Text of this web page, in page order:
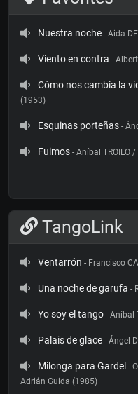
Nuestra noche - Aida
Viento en contra -
Cómo nos cambia la
(1953)
Esquinas porteñas -
Fuimos - Aníbal TROILO
TangoLink
Ventarrón - Francisco
Una noche de garufa -
Yo soy el tango - Aníbal
Palais de glace - Ángel
Milonga para Gardel -
Adrián Guida (1985)